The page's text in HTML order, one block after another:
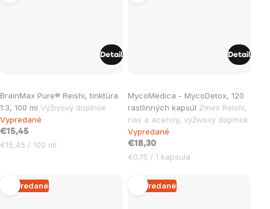
BrainMax Pure® Reishi, tinktúra
1:3, 100 ml Výživový doplnok
hodnotenie
produktu
je
5,0
hviezdičiek.
Vypredané
€15,45
Jednotková
€15,45 / 100 ml
Detail
MycoMedica - MycoDetox, 120
rastlinných kapsúl Zmes Reishi,
rias a aceroly, výživový doplnok
Vypredané
€18,30
Jednotková
€0,15 / 1 kapsula
Detail
Vypredané Vypredané